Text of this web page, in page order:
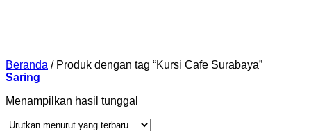
Beranda /Produk dengan tag “Kursi Cafe Surabaya”
Saring
Menampilkan hasil tunggal